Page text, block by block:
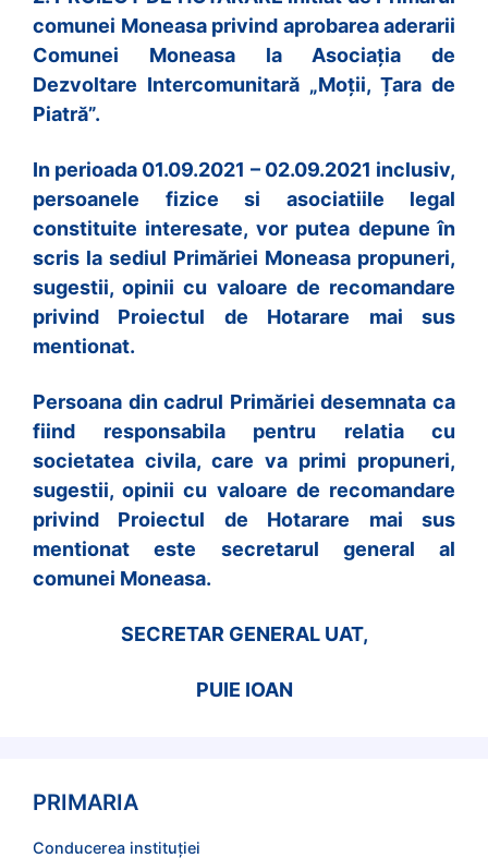
comunei Moneasa privind aprobarea aderarii
Comunei Moneasa la Asociaţia de
Dezvoltare Intercomunitară „Moții, Țara de
Piatră”.
In perioada 01.09.2021 – 02.09.2021 inclusiv,
persoanele fizice si asociatiile legal
constituite interesate, vor putea depune în
scris la sediul Primăriei Moneasa propuneri,
sugestii, opinii cu valoare de recomandare
privind Proiectul de Hotarare mai sus
mentionat.
Persoana din cadrul Primăriei desemnata ca
fiind responsabila pentru relatia cu
societatea civila, care va primi propuneri,
sugestii, opinii cu valoare de recomandare
privind Proiectul de Hotarare mai sus
mentionat este secretarul general al
comunei Moneasa.
SECRETAR GENERAL UAT,
PUIE IOAN
PRIMARIA
Conducerea instituției